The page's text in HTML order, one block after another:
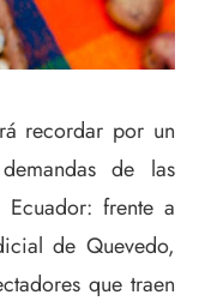
recordar por un
de las
Ecuador: frente a
de Quevedo,
que traen